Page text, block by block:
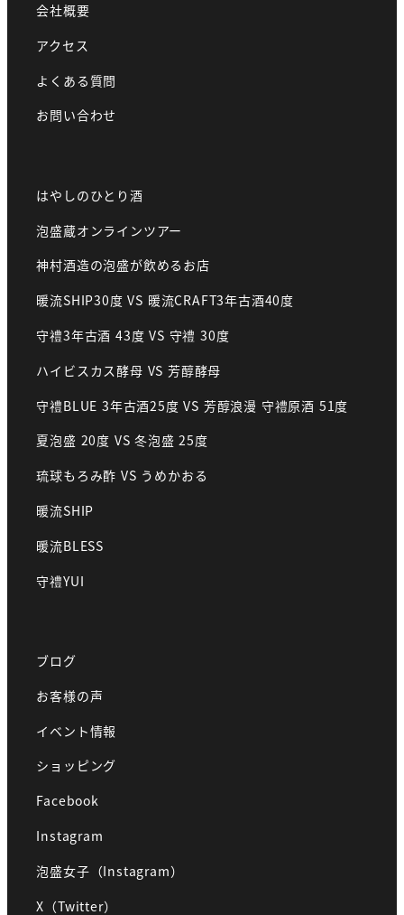
会社概要
アクセス
よくある質問
お問い合わせ
はやしのひとり酒
泡盛蔵オンラインツアー
神村酒造の泡盛が飲めるお店
暖流SHIP30度 VS 暖流CRAFT3年古酒40度
守禮3年古酒 43度 VS 守禮 30度
ハイビスカス酵母 VS 芳醇酵母
守禮BLUE 3年古酒25度 VS 芳醇浪漫 守禮原酒 51度
夏泡盛 20度 VS 冬泡盛 25度
琉球もろみ酢 VS うめかおる
暖流SHIP
暖流BLESS
守禮YUI
ブログ
お客様の声
イベント情報
ショッピング
Facebook
Instagram
泡盛女子（Instagram）
X（Twitter）